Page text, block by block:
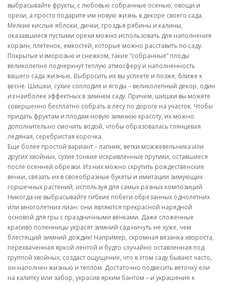
выбрасывайте фрукты, с любовью собранные осенью, овощи и
орехи, а просто подарите им новую жизнь в декоре своего сада.
Мелкие кислые яблоки, дички, гроздья рябины и калины,
оказавшиеся пустыми орехи можно использовать для наполнения
корзин, плетенок, емкостей, которые можно расставить по саду.
Покрытые изморозью и снежком, такие “собранные” плоды
великолепно подчеркнут теплую атмосферу и наполненность
вашего сада жизнью. Выбросить их вы успеете и позже, ближе к
весне. Шишки, сухие соплодия и ягоды – великолепный декор, один
из наиболее эффектных в зимнем саду. Причем, шишки вы можете
совершенно бесплатно собрать в лесу по дороге на участок. Чтобы
придать фруктам и плодам новую зимнюю красоту, их можно
дополнительно смочить водой, чтобы образовалась глянцевая
ледяная, серебристая корочка.
Еще более простой вариант – лапник, ветки можжевельника или
других хвойных, сухие тонкие искривленные прутики, оставшиеся
после осенней обрезки. Из них можно скрутить рождественские
венки, связать их в своеобразные букеты и имитации зимующих
горшечных растений, используя для самых разных композиций.
Никогда не выбрасывайте гибкие побеги обрезанных однолетних
или многолетних лиан: они являются прекрасной нарядной
основой для гры с праздничными венками. Даже сложенные
красиво поленницы украсят зимний сад ничуть не хуже, чем
блестящий зимний дождик! Например, скромная вязанка хвороста,
перехваченная яркой лентой и будто случайно оставленная под
группой хвойных, создаст ощущение, что в этом саду бывают часто,
он наполнен жизнью и теплом. Достаточно подвесить веточку ели
на калитку или забор, украсив ярким бантом – и украшение к